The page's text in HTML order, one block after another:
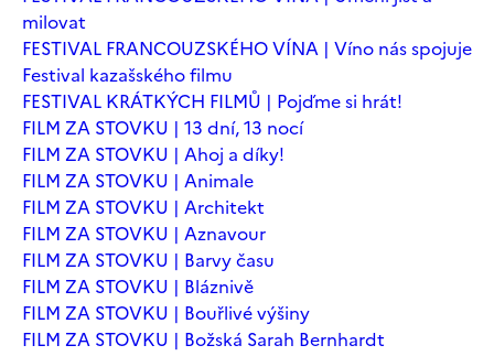
milovat
FESTIVAL FRANCOUZSKÉHO VÍNA | Víno nás spojuje
Festival kazašského filmu
FESTIVAL KRÁTKÝCH FILMŮ | Pojďme si hrát!
FILM ZA STOVKU | 13 dní, 13 nocí
FILM ZA STOVKU | Ahoj a díky!
FILM ZA STOVKU | Animale
FILM ZA STOVKU | Architekt
FILM ZA STOVKU | Aznavour
FILM ZA STOVKU | Barvy času
FILM ZA STOVKU | Bláznivě
FILM ZA STOVKU | Bouřlivé výšiny
FILM ZA STOVKU | Božská Sarah Bernhardt